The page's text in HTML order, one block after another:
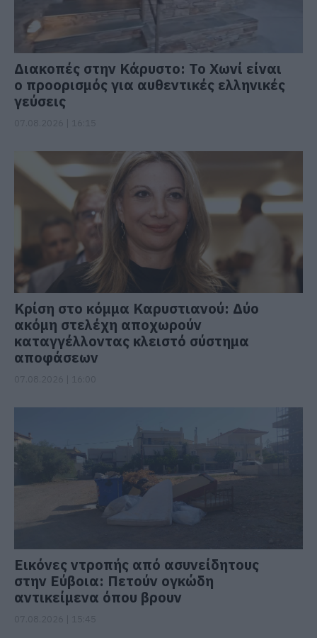
Διακοπές στην Κάρυστο: Το Χωνί είναι
ο προορισμός για αυθεντικές ελληνικές
γεύσεις
Κρίση στο κόμμα Καρυστιανού: Δύο
ακόμη στελέχη αποχωρούν
καταγγέλλοντας κλειστό σύστημα
αποφάσεων
Εικόνες ντροπής από ασυνείδητους
στην Εύβοια: Πετούν ογκώδη
αντικείμενα όπου βρουν